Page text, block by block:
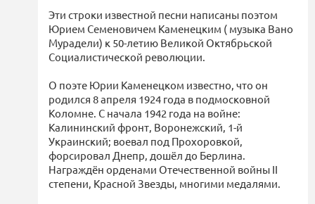
Эти строки известной песни написаны поэтом
Юрием Семеновичем Каменецким ( музыка Вано
Мурадели) к 50-летию Великой Октябрьской
Социалистической революции.
О поэте Юрии Каменецком известно, что он
родился 8 апреля 1924 года в подмосковной
Коломне. С начала 1942 года на войне:
Калининский фронт, Воронежский, 1-й
Украинский; воевал под Прохоровкой,
форсировал Днепр, дошёл до Берлина.
Награждён орденами Отечественной войны II
степени, Красной Звезды, многими медалями.